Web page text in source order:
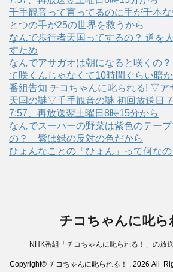
千手観音って言ってるのに手が千本
とつの手が25の世界を救うから
なんで歩行者天国ってするの？ 道を
すため
なんでアサガオは朝になると咲くの
て咲くんじゃなくて10時間ぐらい暗
番組告知 チコちゃんに叱られる! ▽
天国の謎▽千手観音の謎 初回放送日
7:57、再放送翌土曜日8時15分から
なんでスーパーの野菜は紫色のテー
の？ 紫は緑の反対の色だから
ひょんなことの「ひょん」って何な
チコちゃんに叱ら
NHK番組「チコちゃんに叱られる！」の放
Copyright© チコちゃんに叱られる！ , 2026 All